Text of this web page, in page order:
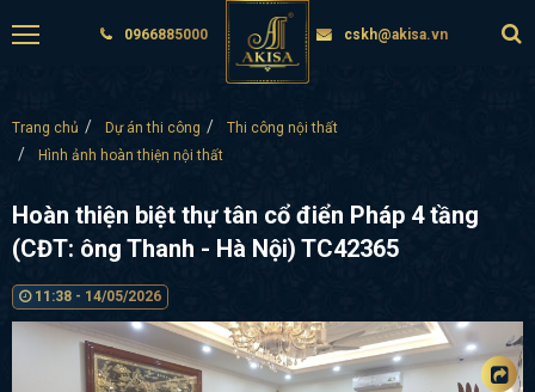
0966885000 cskh@akisa.vn
Trang chủ Dự án thi công
Thi công nội thất
Hình ảnh hoàn thiện nội thất
Hoàn thiện biệt thự tân cổ điển Pháp 4 tầng
(CĐT: ông Thanh - Hà Nội) TC42365
11:38 - 14/05/2026